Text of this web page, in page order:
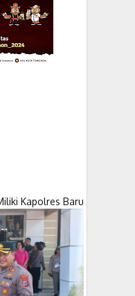
Kapolres Baru